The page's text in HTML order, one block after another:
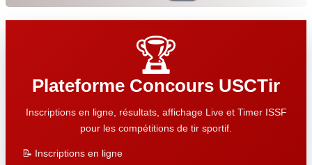
🏆
Plateforme Concours USCTir
Inscriptions en ligne, résultats, affichage Live et Timer ISSF
pour les compétitions de tir sportif.
📝 Inscriptions en ligne